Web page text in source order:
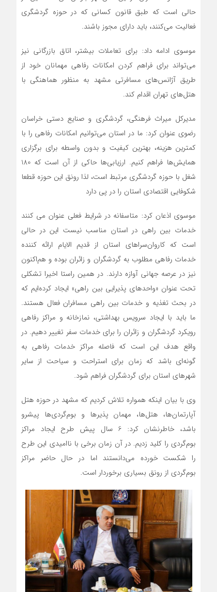
حالی است که طبق قانون کسانی که در حوزه گردشگری
فعالیت می‌کنند، باید دارای مجوز باشند.
موسوی ادامه داد: برای تعاملات بیشتر، اتاق بازرگانی نیز
می‌تواند برای فراهم کردن امکانات رفاهی مهمانان خود از
طریق آژانس‌های مسافرتی مشهد به منظور هماهنگی با
هتل‌های تهران اقدام کند.
مدیرکل میراث فرهنگی، گردشگری و صنایع دستی خراسان
رضوی عنوان کرد: ما در استان می‌توانیم امکانات رفاهی را با
کمترین هزینه، بهترین کیفیت و بدون واسطه برای برگزاری
همایش‌ها فراهم کنیم. ارزیابی‌ها حاکی از آن است که 180
شغل با حوزه گردشگری مرتبط است، لذا رونق این حوزه قطعا
شکوفایی اقتصادی استان را در پی دارد
موسوی اذعان کرد: متاسفانه در شرایط فعلی عنوان می کنند
خدمات بین راهی در استان مناسب نیست این در حالی
است که کاروان‌سراهای استان از قدیم الایام ارائه کننده
خدمات رفاهی مطلوب به گردشگران و زائران بوده و هم‌اکنون
نیز در عرصه جهانی آوازه دارند. در همین راستا اخیرا تشکلی
تحت عنوان «واحدهای پذیرایی بین راهی» ایجاد کرده‌ایم که
در بحث تغذیه و خدمات بین راهی مسافران فعال هستند.
ما باید با ایجاد سرویس بهداشتی، نمازخانه و مراکز رفاهی
رویکرد گردشگران و زائران را برای خدمات سفر تغییر دهیم. در
واقع هدف این است که فاصله مراکز خدمات رفاهی به
گونه‌ای باشد که زمان برای استراحت و سیاحت از سایر
شهرهای استان برای گردشگران فراهم شود.
وی با بیان اینکه همواره تلاش کردیم که مشهد در حوزه هتل
آپارتمان‌ها، هتل‌ها، مهمان پذیرها و بوم‌گردی‌ها پیشرو
باشد، خاطرنشان کرد: 6 سال پیش طرح ایجاد مراکز
بوم‌گردی را کلید زدیم. در آن زمان برخی با ناامیدی این طرح
را شکست خورده می‌دانستند اما در حال حاضر مراکز
بوم‌گردی از رونق بسیاری برخوردار است.